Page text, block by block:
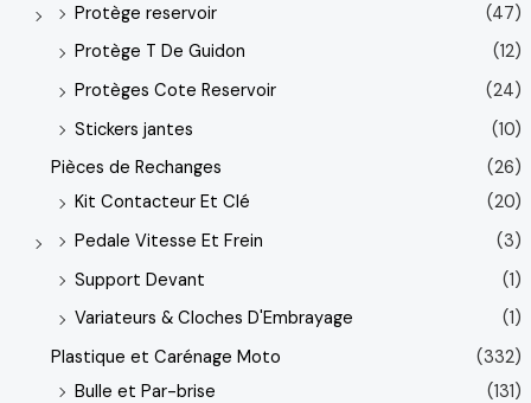
Protège reservoir
(47)
Protège T De Guidon
(12)
Protèges Cote Reservoir
(24)
Stickers jantes
(10)
Pièces de Rechanges
(26)
Kit Contacteur Et Clé
(20)
Pedale Vitesse Et Frein
(3)
Support Devant
(1)
Variateurs & Cloches D'Embrayage
(1)
Plastique et Carénage Moto
(332)
Bulle et Par-brise
(131)